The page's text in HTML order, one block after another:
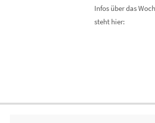
Infos über das
steht hier: